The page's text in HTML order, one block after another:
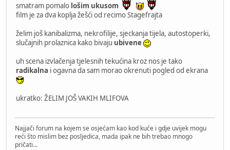
smatram pomalo lošim ukusom
film je za dva koplja žešći od recimo Stagefrajta
želim još kanibalizma, nekrofilije, sjeckanja tijela, autostoperki,
slučajnih prolaznica kako bivaju ubivene
uh scena izvlačenja tjelesnih tekućina kroz nos je tako
radikalna i ogavna da sam morao okrenuti pogled od ekrana
ukratko: ŽELIM JOŠ VAKIH MLIFOVA
Najjači forum na kojem se osjećam kao kod kuće i gdje uvijek mogu
reći što mislim bez posljedica, mada ipak ne bih trebao mnogo
pričati...